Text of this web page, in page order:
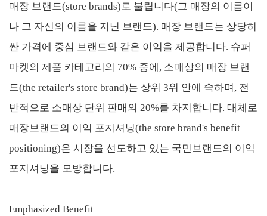
매장 브랜드(store brands)로 불립니다(그 매장의 이름이
나 그 자신의 이름을 지닌 브랜드). 매장 브랜드는 상당히
싼 가격에 중심 브랜드와 같은 이익을 제공합니다. 슈퍼
마켓의 제품 카테고리의 70% 중에, 소매상의 매장 브랜
드(the retailer's store brand)는 상위 3위 안에 속하며, 전
반적으로 소매상 단위 판매의 20%를 차지합니다. 대체로
매장브랜드의 이익 포지셔닝(the store brand's benefit
positioning)은 시장을 선도하고 있는 국민브랜드의 이익
포지셔닝을 모방합니다.
Emphasized Benefit